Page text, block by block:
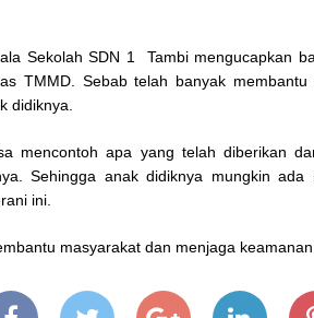
Sekolah SDN 1 Tambi mengucapkan
TMMD. Sebab telah banyak
didiknya.
mencontoh apa yang telah diberikan
Sehingga anak didiknya mungkin
ini.
masyarakat dan menjaga keamanan